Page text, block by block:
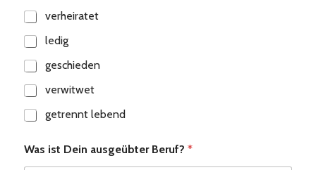
verheiratet
ledig
geschieden
verwitwet
getrennt lebend
Was ist Dein ausgeübter Beruf? *